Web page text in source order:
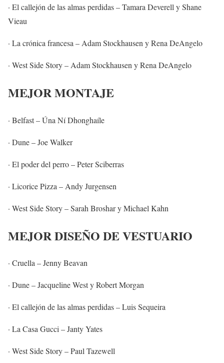
· El callejón de las almas perdidas – Tamara Deverell y Shane
Vieau
· La crónica francesa – Adam Stockhausen y Rena DeAngelo
· West Side Story – Adam Stockhausen y Rena DeAngelo
MEJOR MONTAJE
· Belfast – Úna Ní Dhonghaíle
· Dune – Joe Walker
· El poder del perro – Peter Sciberras
· Licorice Pizza – Andy Jurgensen
· West Side Story – Sarah Broshar y Michael Kahn
MEJOR DISEÑO DE VESTUARIO
· Cruella – Jenny Beavan
· Dune – Jacqueline West y Robert Morgan
· El callejón de las almas perdidas – Luis Sequeira
· La Casa Gucci – Janty Yates
· West Side Story – Paul Tazewell